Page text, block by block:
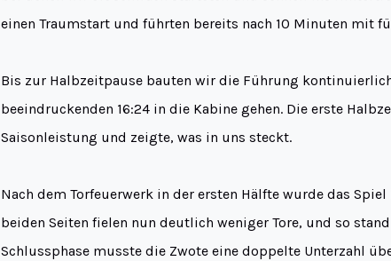
einen Traumstart und führten bereits nach 10 Minuten mit
Bis zur Halbzeitpause bauten wir die Führung
beeindruckenden 16:24 in die Kabine gehen. Die erste
Saisonleistung und zeigte, was in uns steckt.
Nach dem Torfeuerwerk in der ersten Hälfte wurde das
beiden Seiten fielen nun deutlich weniger Tore, und so
Schlussphase musste die Zwote eine doppelte Unterzahl